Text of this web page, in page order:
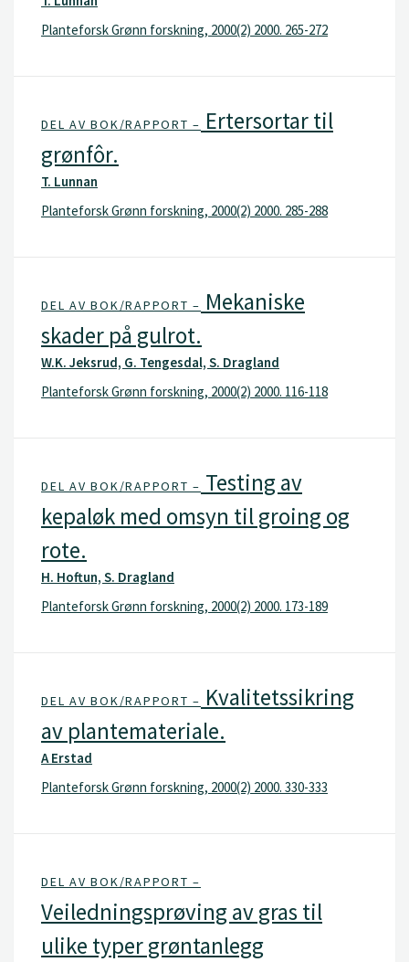
Planteforsk Grønn forskning, 2000(2) 2000. 265-272
DEL AV BOK/RAPPORT – Ertersortar til
grønfôr.
T. Lunnan
Planteforsk Grønn forskning, 2000(2) 2000. 285-288
DEL AV BOK/RAPPORT – Mekaniske
skader på gulrot.
W.K. Jeksrud, G. Tengesdal, S. Dragland
Planteforsk Grønn forskning, 2000(2) 2000. 116-118
DEL AV BOK/RAPPORT – Testing av
kepaløk med omsyn til groing og
rote.
H. Hoftun, S. Dragland
Planteforsk Grønn forskning, 2000(2) 2000. 173-189
DEL AV BOK/RAPPORT – Kvalitetssikring
av plantemateriale.
A Erstad
Planteforsk Grønn forskning, 2000(2) 2000. 330-333
DEL AV BOK/RAPPORT –
Veiledningsprøving av gras til
ulike typer grøntanlegg